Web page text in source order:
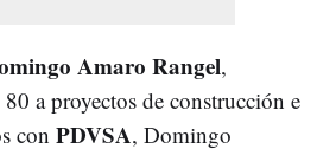
Amaro Rangel,
a proyectos de construcción e
con PDVSA, Domingo